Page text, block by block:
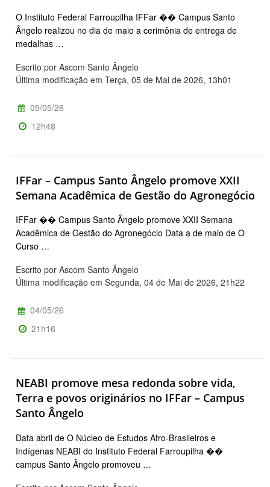
O Instituto Federal Farroupilha IFFar �� Campus Santo
Ângelo realizou no dia de maio a cerimônia de entrega de
medalhas …
Escrito por Ascom Santo Ângelo
Última modificação em Terça, 05 de Mai de 2026, 13h01
05/05/26
12h48
IFFar – Campus Santo Ângelo promove XXII
Semana Acadêmica de Gestão do Agronegócio
IFFar �� Campus Santo Ângelo promove XXII Semana
Acadêmica de Gestão do Agronegócio Data a de maio de O
Curso …
Escrito por Ascom Santo Ângelo
Última modificação em Segunda, 04 de Mai de 2026, 21h22
04/05/26
21h16
NEABI promove mesa redonda sobre vida,
Terra e povos originários no IFFar – Campus
Santo Ângelo
Data abril de O Núcleo de Estudos Afro-Brasileiros e
Indígenas NEABI do Instituto Federal Farroupilha ��
campus Santo Ângelo promoveu …